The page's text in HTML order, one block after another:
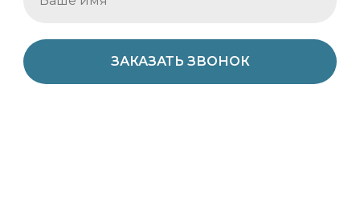
ЗАКАЗАТЬ ЗВОНОК